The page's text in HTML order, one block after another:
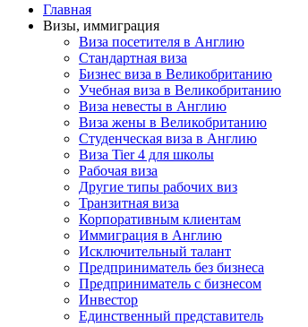
Главная
Визы, иммиграция
Виза посетителя в Англию
Стандартная виза
Бизнес виза в Великобританию
Учебная виза в Великобританию
Виза невесты в Англию
Виза жены в Великобританию
Студенческая виза в Англию
Виза Tier 4 для школы
Рабочая виза
Другие типы рабочих виз
Транзитная виза
Корпоративным клиентам
Иммиграция в Англию
Исключительный талант
Предприниматель без бизнеса
Предприниматель с бизнесом
Инвестор
Единственный представитель